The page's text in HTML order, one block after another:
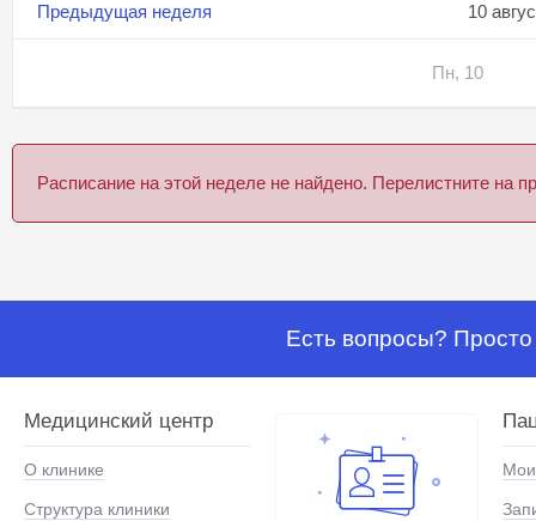
Предыдущая неделя 10
Пн, 10
Расписание на этой неделе не найдено. Перелистните
Есть вопросы?
Медицинский центр
О клинике
Структура клиники